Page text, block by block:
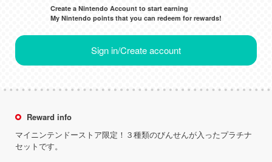
Create a Nintendo Account to start earning
My Nintendo points that you can redeem for rewards!
Sign in/Create account
Reward info
マイニンテンドーストア限定！３種類のびんせんが入ったプラチナ
セットです。